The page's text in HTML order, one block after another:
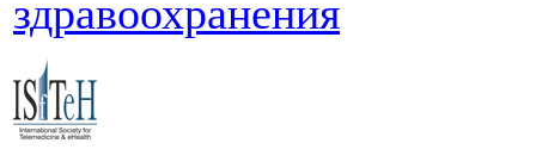
здравоохранения